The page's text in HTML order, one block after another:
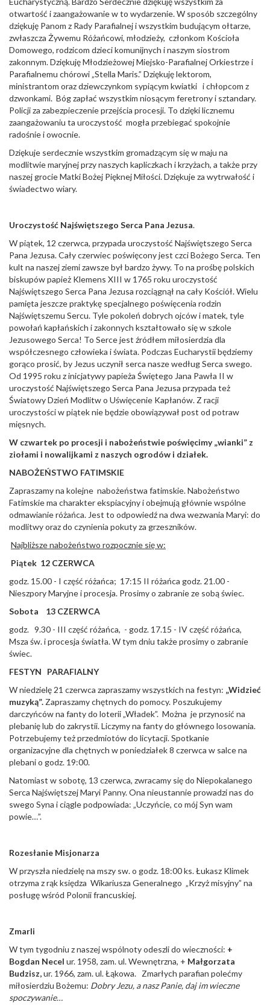
otwartość i zaangażowanie w to wydarzenie. W sposób szczególny
dziękuję Panom z Rady Parafialnej i wszystkim budującym ołtarze,
zwłaszcza Żywemu Różańcowi, młodzieży, członkom Kościoła
Domowego, rodzicom dzieci komunijnych i naszym siostrom
zakonnym. Dziękuję Młodzieżowej Miejsko-Parafialnej Orkiestrze i
Parafialnemu chórowi „Stella Maris.” Dziękuję lektorom,
ministrantom oraz dziewczynkom sypiącym kwiatki i chłopcom z
dzwonkami. Bóg zapłać wszystkim niosącym feretrony i sztandary.
Policji za zabezpieczenie przejścia procesji. To dzięki licznemu
zaangażowaniu ta uroczystość mogła przebiegać spokojnie
radośnie i owocnie.
Dziękuje serdecznie wszystkim gromadzącym się w maju na
modlitwie maryjnej przy naszych kapliczkach i krzyżach, a także przy
naszej grocie Matki Bożej Pięknej Miłości. Dziękuje za wytrwałość i
świadectwo wiary.
Uroczystość Najświętszego Serca Pana Jezusa.
W piątek, 12 czerwca, przypada uroczystość Najświętszego Serca
Pana Jezusa. Cały czerwiec poświęcony jest czci Bożego Serca. Ten
kult na naszej ziemi zawsze był bardzo żywy. To na prośbę polskich
biskupów papież Klemens XIII w 1765 roku uroczystość
Najświętszego Serca Pana Jezusa rozciągnął na cały Kościół. Wielu
pamięta jeszcze praktykę specjalnego poświęcenia rodzin
Najświętszemu Sercu. Tyle pokoleń dobrych ojców i matek, tyle
powołań kapłańskich i zakonnych kształtowało się w szkole
Jezusowego Serca! To Serce jest źródłem miłosierdzia dla
współczesnego człowieka i świata. Podczas Eucharystii będziemy
gorąco prosić, by Jezus uczynił serca nasze według Serca swego.
Od 1995 roku z inicjatywy papieża Świętego Jana Pawła II w
uroczystość Najświętszego Serca Pana Jezusa przypada też
Światowy Dzień Modlitw o Uświęcenie Kapłanów. Z racji
uroczystości w piątek nie będzie obowiązywał post od potraw
mięsnych.
W czwartek po procesji i nabożeństwie poświęcimy „wianki” z
ziołami i nowalijkami z naszych ogrodów i działek.
NABOŻEŃSTWO FATIMSKIE
Zapraszamy na kolejne nabożeństwa fatimskie. Nabożeństwo
Fatimskie ma charakter ekspiacyjny i obejmują głównie wspólne
odmawianie różańca. Jest to odpowiedź na dwa wezwania Maryi: do
modlitwy oraz do czynienia pokuty za grzeszników.
Najbliższe nabożeństwo rozpocznie się w:
Piątek 12 CZERWCA
godz. 15.00 - I część różańca; 17:15 II różańca godz. 21.00 -
Nieszpory Maryjne i procesja. Prosimy o zabranie ze sobą świec.
Sobota 13 CZERWCA
godz. 9.30 - III część różańca, - godz. 17.15 - IV część różańca,
Msza św. i procesja światła. W tym dniu także prosimy o zabranie
świec.
FESTYN PARAFIALNY
W niedzielę 21 czerwca zapraszamy wszystkich na festyn: „Widzieć
muzyką”. Zapraszamy chętnych do pomocy. Poszukujemy
darczyńców na fanty do loterii „Władek”. Można je przynosić na
plebanię lub do zakrystii. Liczymy na fanty do głównego losowania.
Potrzebujemy też przedmiotów do licytacji. Spotkanie
organizacyjne dla chętnych w poniedziałek 8 czerwca w salce na
plebani o godz. 19:00.
Natomiast w sobotę, 13 czerwca, zwracamy się do Niepokalanego
Serca Najświętszej Maryi Panny. Ona nieustannie prowadzi nas do
swego Syna i ciągle podpowiada: „Uczyńcie, co mój Syn wam
powie…”.
Rozesłanie Misjonarza
W przyszła niedzielę na mszy sw. o godz. 18:00 ks. Łukasz Klimek
otrzyma z rąk księdza Wikariusza Generalnego „Krzyż misyjny” na
posługę wśród Polonii francuskiej.
Zmarli
W tym tygodniu z naszej wspólnoty odeszli do wieczności: +
Bogdan Necel ur. 1958, zam. ul. Wewnętrzna, + Małgorzata
Budzisz,ur. 1966, zam. ul. Łąkowa. Zmarłych parafian polećmy
miłosierdziu Bożemu: Dobry Jezu, a nasz Panie, daj im wieczne
spoczywanie…